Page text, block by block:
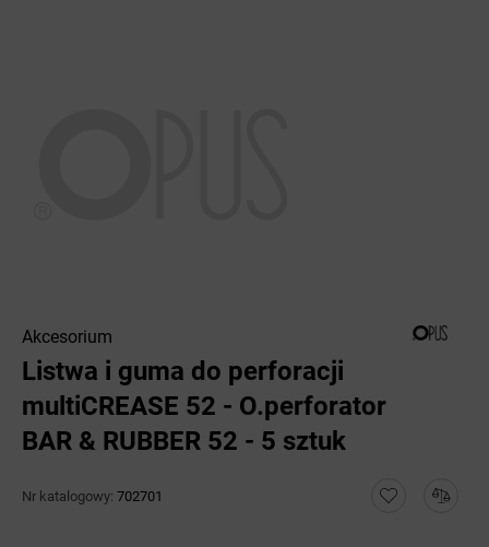
Akcesorium
Listwa i guma do perforacji
multiCREASE 52 - O.perforator
BAR & RUBBER 52 - 5 sztuk
Nr katalogowy: 702701